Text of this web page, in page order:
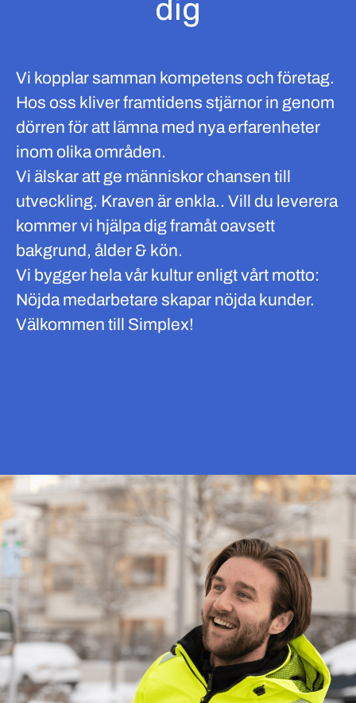
dig
Vi kopplar samman kompetens och företag.
Hos oss kliver framtidens stjärnor in genom
dörren för att lämna med nya erfarenheter
inom olika områden.
Vi älskar att ge människor chansen till
utveckling. Kraven är enkla.. Vill du leverera
kommer vi hjälpa dig framåt oavsett
bakgrund, ålder & kön.
Vi bygger hela vår kultur enligt vårt motto:
Nöjda medarbetare skapar nöjda kunder.
Välkommen till Simplex!